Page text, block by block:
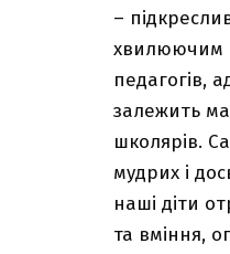
–
хвилюючим
педагогів,
залежить
школярів.
мудрих і
наші діти
та вміння,